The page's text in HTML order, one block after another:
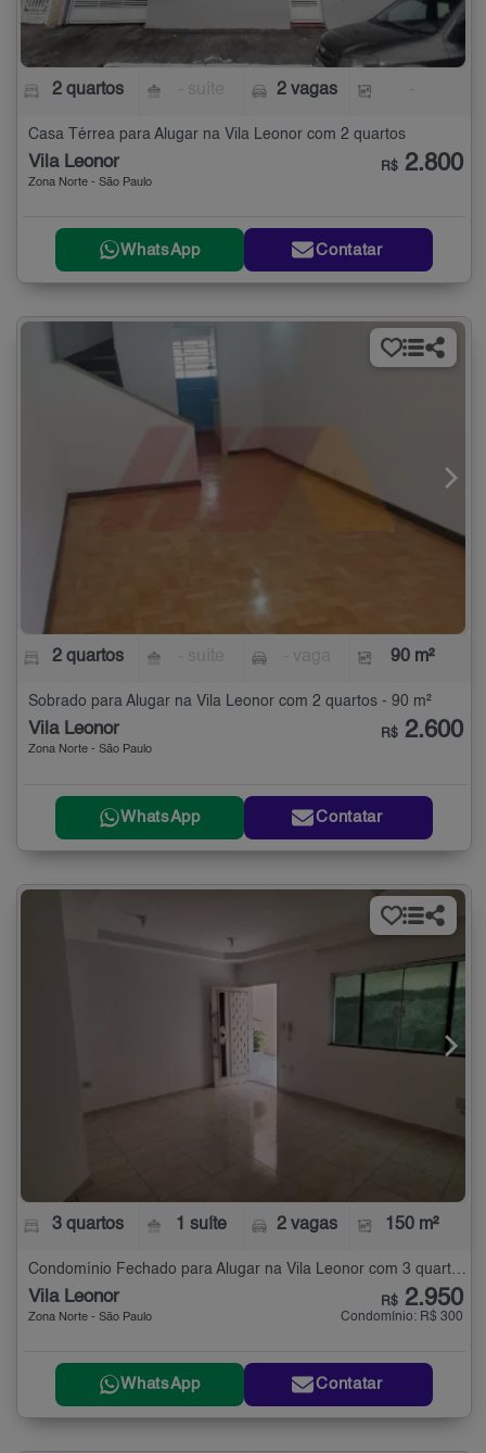
2 quartos 2 vagas
Casa Térrea para Alugar na Vila Leonor com 2 quartos
Vila Leonor
Zona Norte - São Paulo
R$ 2.800
WhatsApp Contatar
2 quartos 90 m²
Sobrado para Alugar na Vila Leonor com 2 quartos - 90 m²
Vila Leonor
Zona Norte - São Paulo
R$ 2.600
WhatsApp Contatar
3 quartos 1 suíte 2 vagas 150 m²
Vila Leonor
Zona Norte - São Paulo
R$ 2.950
Condomínio: R$ 300
WhatsApp Contatar